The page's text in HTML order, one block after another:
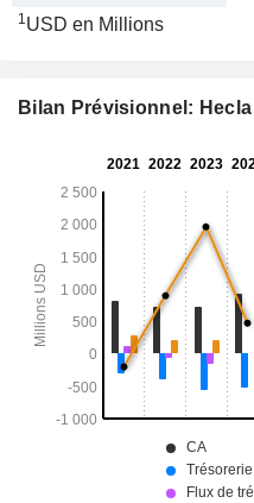
1USD en Millions
Bilan Prévisionnel: